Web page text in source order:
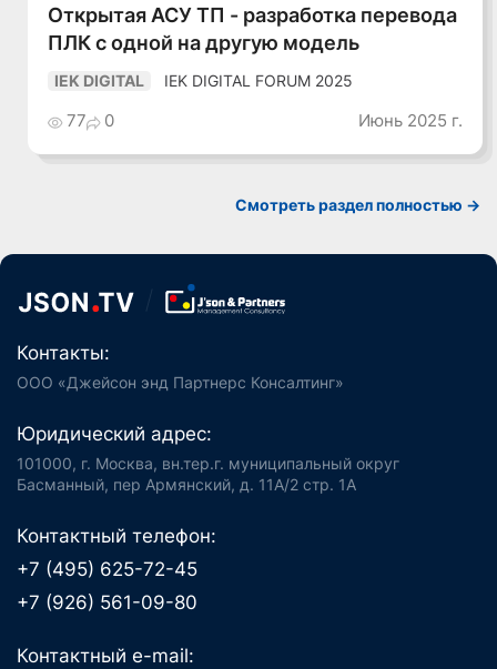
Открытая АСУ ТП - разработка перевода
ПЛК с одной на другую модель
IEK DIGITAL IEK DIGITAL FORUM 2025
77 0 Июнь 2025 г.
Смотреть раздел полностью ->
Контакты:
ООО «Джейсон энд Партнерс Консалтинг»
Юридический адрес:
101000, г. Москва, вн.тер.г. муниципальный округ
Басманный, пер Армянский, д. 11А/2 стр. 1А
Контактный телефон:
+7 (495) 625-72-45
+7 (926) 561-09-80
Контактный e-mail: